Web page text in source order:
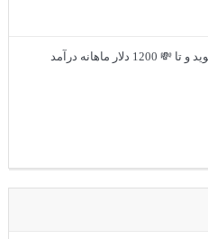
سفیر کوینکس شوید و تا 💸 1200 دلار ماهانه درآمد